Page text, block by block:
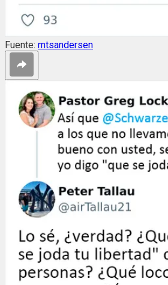
Fuente: mtsandersen